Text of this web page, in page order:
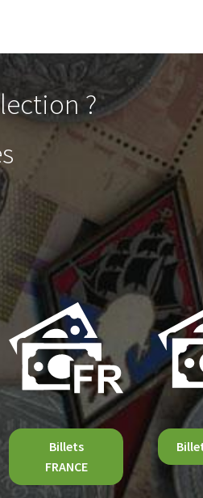
?
Billets
FRANCE